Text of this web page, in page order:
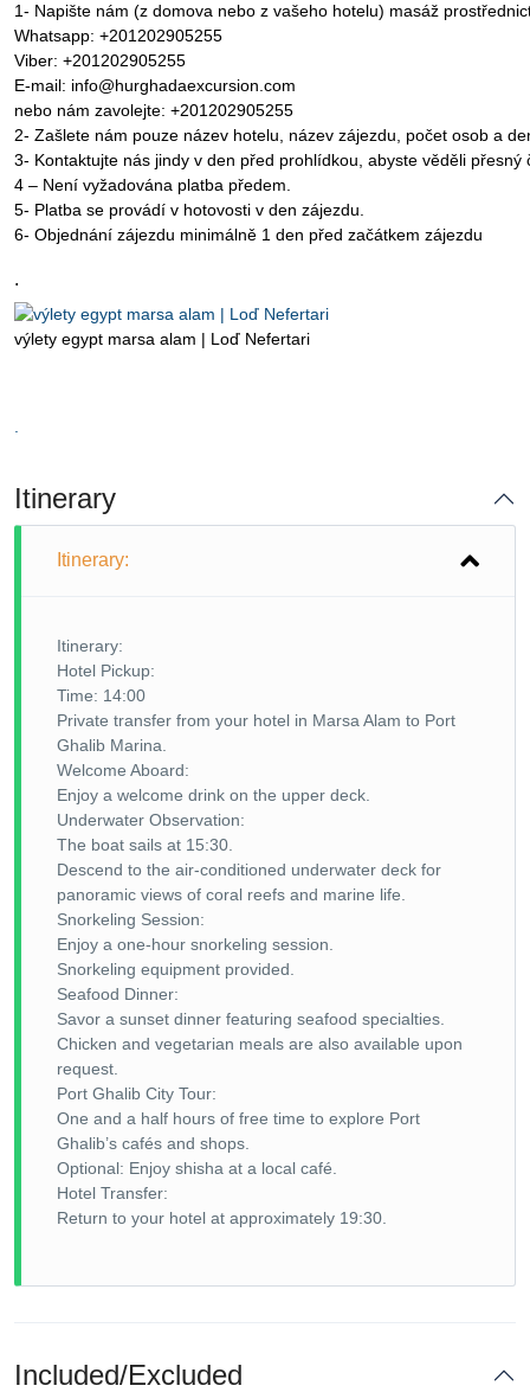
1- Napište nám (z domova nebo z vašeho hotelu) masáž
Whatsapp: +201202905255
Viber: +201202905255
E-mail: info@hurghadaexcursion.com
nebo nám zavolejte: +201202905255
2- Zašlete nám pouze název hotelu, název zájezdu, počet osob a
3- Kontaktujte nás jindy v den před prohlídkou, abyste věděli
4 – Není vyžadována platba předem.
5- Platba se provádí v hotovosti v den zájezdu.
6- Objednání zájezdu minimálně 1 den před začátkem zájezdu
.
výlety egypt marsa alam | Loď Nefertari
Itinerary
Itinerary:
Itinerary:
Hotel Pickup:
Time: 14:00
Private transfer from your hotel in Marsa Alam to Port
Ghalib Marina.
Welcome Aboard:
Enjoy a welcome drink on the upper deck.
Underwater Observation:
The boat sails at 15:30.
Descend to the air-conditioned underwater deck for
panoramic views of coral reefs and marine life.
Snorkeling Session:
Enjoy a one-hour snorkeling session.
Snorkeling equipment provided.
Seafood Dinner:
Savor a sunset dinner featuring seafood specialties.
Chicken and vegetarian meals are also available upon
request.
Port Ghalib City Tour:
One and a half hours of free time to explore Port
Ghalib’s cafés and shops.
Optional: Enjoy shisha at a local café.
Hotel Transfer:
Return to your hotel at approximately 19:30.
Included/Excluded